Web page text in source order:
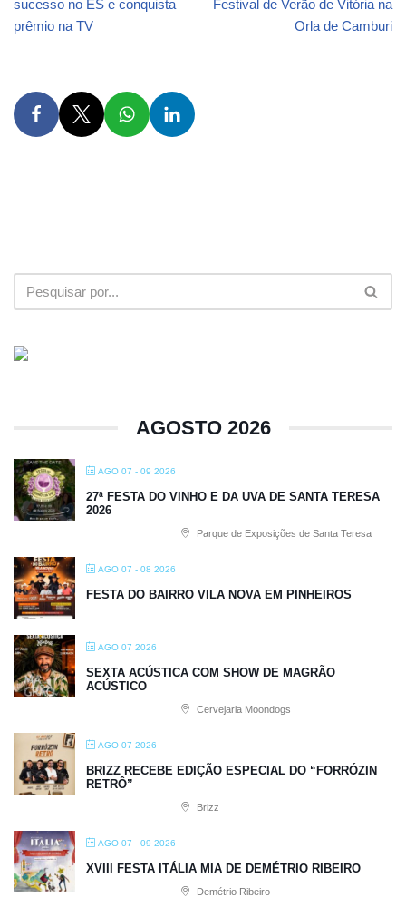
sucesso no ES e conquista
prêmio na TV
Festival de Verão de Vitória na
Orla de Camburi
AGOSTO 2026
AGO 07 - 09 2026
27ª FESTA DO VINHO E DA UVA DE SANTA TERESA
2026
Parque de Exposições de Santa Teresa
AGO 07 - 08 2026
FESTA DO BAIRRO VILA NOVA EM PINHEIROS
AGO 07 2026
SEXTA ACÚSTICA COM SHOW DE MAGRÃO
ACÚSTICO
Cervejaria Moondogs
AGO 07 2026
BRIZZ RECEBE EDIÇÃO ESPECIAL DO “FORRÓZIN
RETRÔ”
Brizz
AGO 07 - 09 2026
XVIII FESTA ITÁLIA MIA DE DEMÉTRIO RIBEIRO
Demétrio Ribeiro